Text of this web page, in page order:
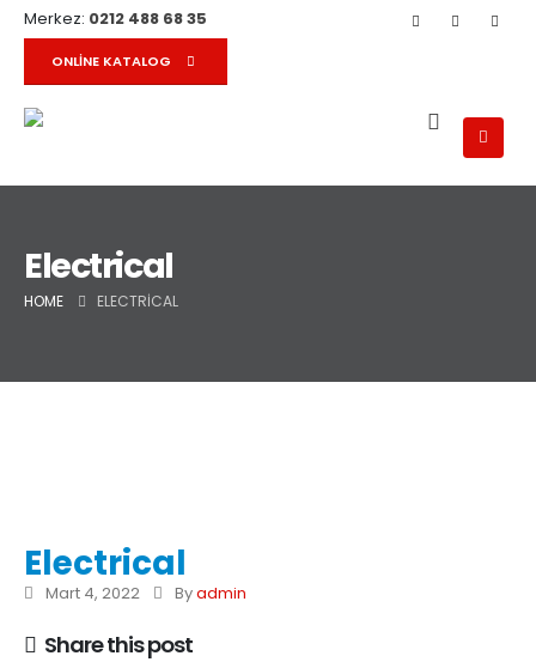
Merkez: 0212 488 68 35
ONLINE KATALOG
Electrical
HOME ELECTRICAL
Electrical
Mart 4, 2022 Byadmin
Share this post